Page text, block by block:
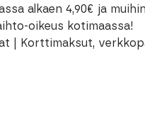
alkaen 4,90€ ja
oikeus kotimaassa!
| Korttimaksut,